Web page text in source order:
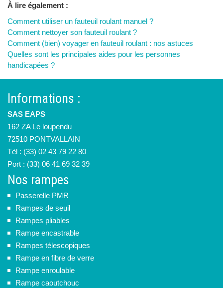
À lire également :
Comment utiliser un fauteuil roulant manuel ?
Comment nettoyer son fauteuil roulant ?
Comment (bien) voyager en fauteuil roulant : nos astuces
Quelles sont les principales aides pour les personnes
handicapées ?
Informations :
SAS EAPS
162 ZA Le loupendu
72510 PONTVALLAIN
Tèl : (33) 02 43 79 22 80
Port : (33) 06 41 69 32 39
Nos rampes
Passerelle PMR
Rampes de seuil
Rampes pliables
Rampe encastrable
Rampes télescopiques
Rampe en fibre de verre
Rampe enroulable
Rampe caoutchouc